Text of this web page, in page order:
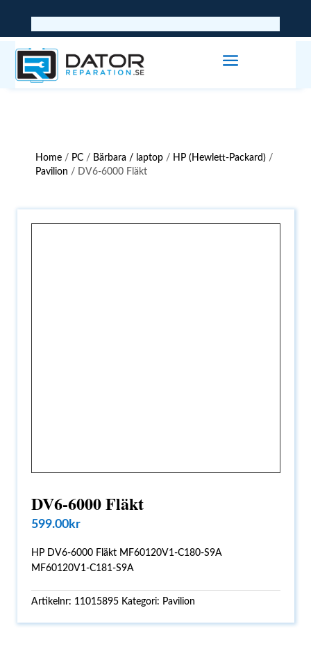
Home / PC / Bärbara / laptop / HP (Hewlett-Packard) /
Pavilion / DV6-6000 Fläkt
DV6-6000 Fläkt
599.00kr
HP DV6-6000 Fläkt MF60120V1-C180-S9A
MF60120V1-C181-S9A
Artikelnr: 11015895 Kategori: Pavilion